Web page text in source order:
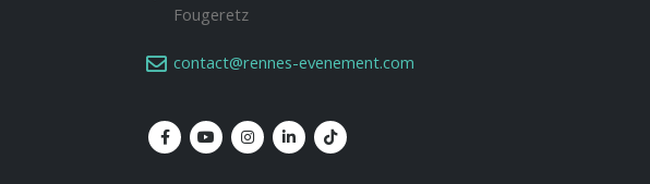
Fougeretz
contact@rennes-evenement.com